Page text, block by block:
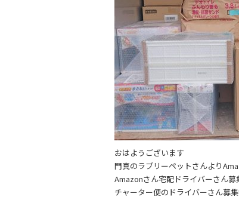
おはようございます
門真のラブリーペットさんより
Amazonさん宅配ドライバーさん募
チャーター便のドライバーさん募